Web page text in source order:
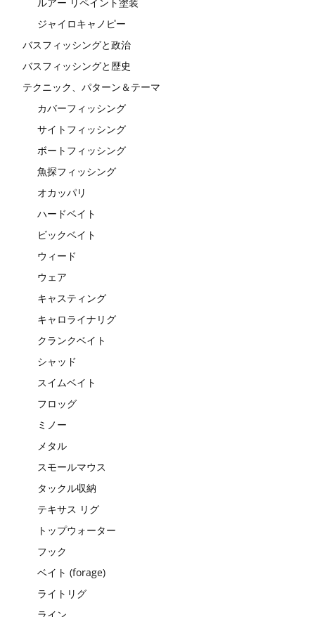
ジャイロキャノピー
バスフィッシングと政治
バスフィッシングと歴史
テクニック、パターン＆テーマ
カバーフィッシング
サイトフィッシング
ボートフィッシング
魚探フィッシング
オカッパリ
ハードベイト
ビックベイト
ウィード
ウェア
キャスティング
キャロライナリグ
クランクベイト
シャッド
スイムベイト
フロッグ
ミノー
メタル
スモールマウス
タックル収納
テキサス リグ
トップウォーター
フック
ベイト (forage)
ライトリグ